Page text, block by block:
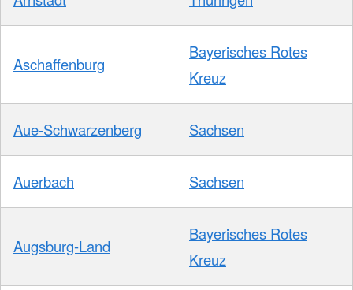
Aschaffenburg
Bayerisches Rotes
Kreuz
Aue-Schwarzenberg Sachsen
Auerbach Sachsen
Augsburg-Land
Bayerisches Rotes
Kreuz